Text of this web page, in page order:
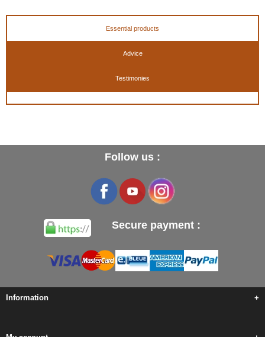
Essential products
Advice
Testimonies
Follow us :
Secure payment :
Information +